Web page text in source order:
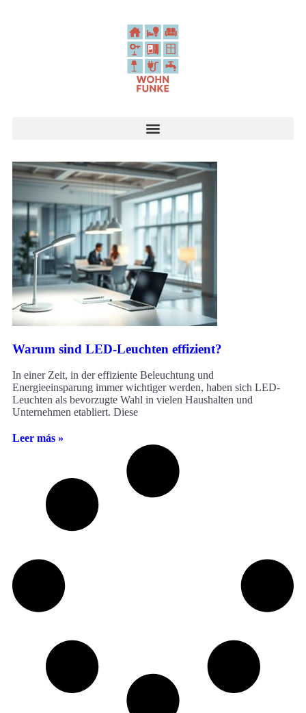
Warum sind LED-Leuchten effizient?
In einer Zeit, in der effiziente Beleuchtung und
Energieeinsparung immer wichtiger werden, haben sich LED-
Leuchten als bevorzugte Wahl in vielen Haushalten und
Unternehmen etabliert. Diese
Leer más »